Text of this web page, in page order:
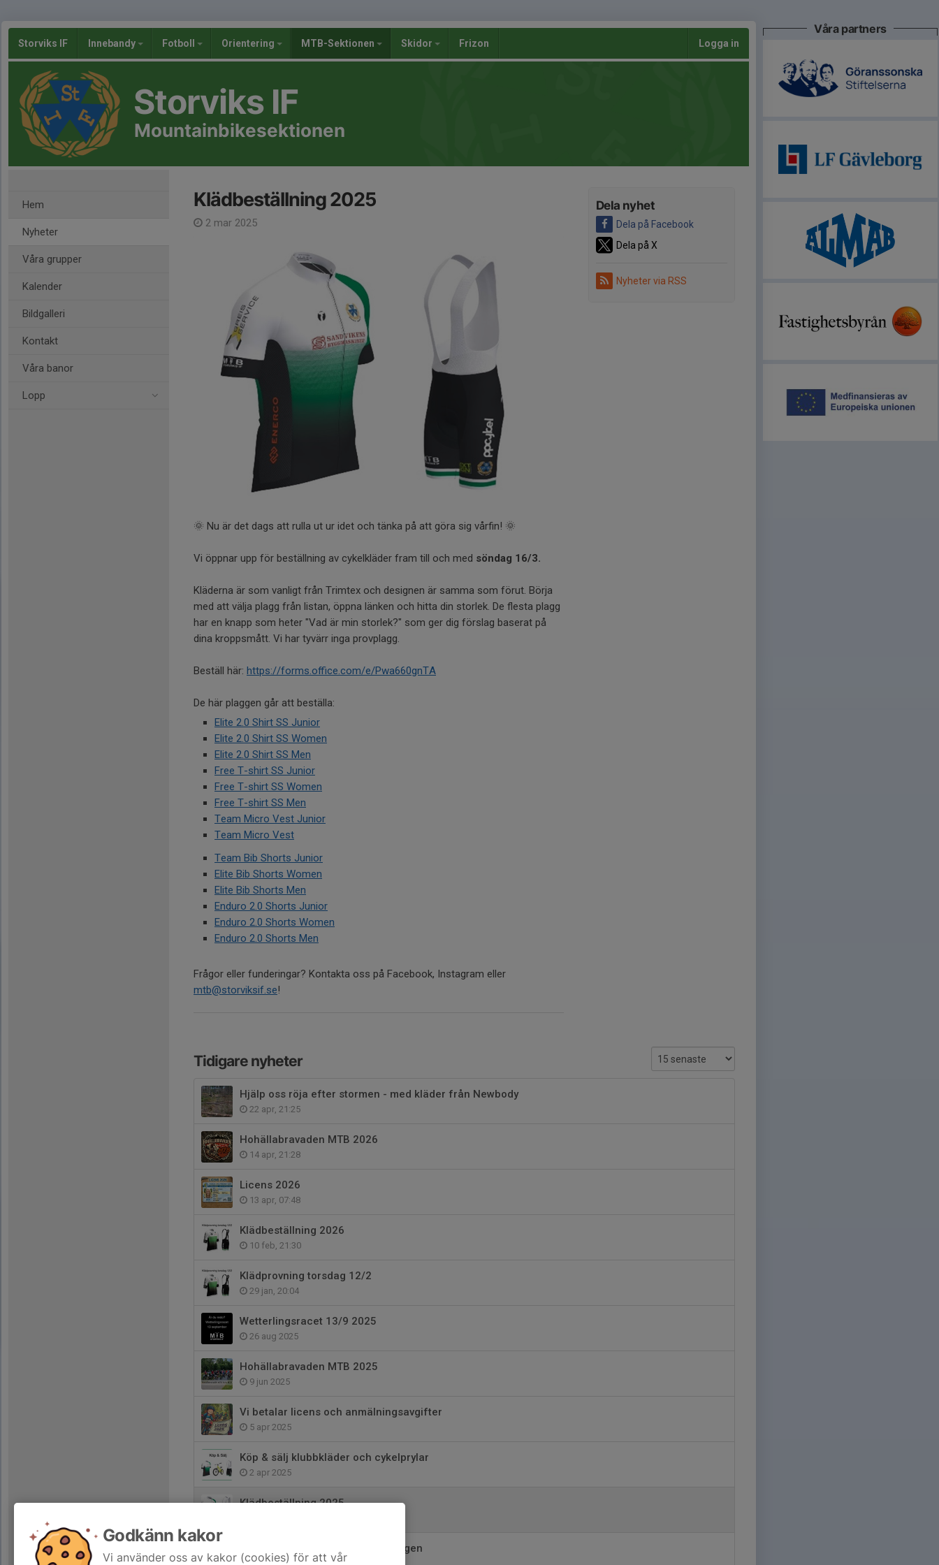
Storviks IF Innebandy Fotboll Orientering MTB-Sektionen Skidor Frizon Logga in
Storviks IF
Mountainbikesektionen
Hem
Nyheter
Våra grupper
Kalender
Bildgalleri
Kontakt
Våra banor
Lopp
Dela nyhet
Dela på Facebook
Dela på X
Nyheter via RSS
Klädbeställning 2025
2 mar 2025
🌞 Nu är det dags att rulla ut ur idet och tänka på att göra sig vårfin! 🌞
Vi öppnar upp för beställning av cykelkläder fram till och med söndag 16/3.
Kläderna är som vanligt från Trimtex och designen är samma som förut. Börja
med att välja plagg från listan, öppna länken och hitta din storlek. De flesta plagg
har en knapp som heter "Vad är min storlek?" som ger dig förslag baserat på
dina kroppsmått. Vi har tyvärr inga provplagg.
Beställ här: https://forms.office.com/e/Pwa660gnTA
De här plaggen går att beställa:
Elite 2.0 Shirt SS Junior
Elite 2.0 Shirt SS Women
Elite 2.0 Shirt SS Men
Free T-shirt SS Junior
Free T-shirt SS Women
Free T-shirt SS Men
Team Micro Vest Junior
Team Micro Vest
Team Bib Shorts Junior
Elite Bib Shorts Women
Elite Bib Shorts Men
Enduro 2.0 Shorts Junior
Enduro 2.0 Shorts Women
Enduro 2.0 Shorts Men
Frågor eller funderingar? Kontakta oss på Facebook, Instagram eller
mtb@storviksif.se!
Tidigare nyheter
Hjälp oss röja efter stormen - med kläder från Newbody
22 apr, 21:25
Hohällabravaden MTB 2026
14 apr, 21:28
Licens 2026
13 apr, 07:48
Klädbeställning 2026
10 feb, 21:30
Klädprovning torsdag 12/2
29 jan, 20:04
Wetterlingsracet 13/9 2025
26 aug 2025
Hohällabravaden MTB 2025
9 jun 2025
Vi betalar licens och anmälningsavgifter
5 apr 2025
Köp & sälj klubbkläder och cykelprylar
2 apr 2025
Klädbeställning 2025
Samarbete med Idrottsmottagningen
Våra partners
Godkänn kakor
Vi använder oss av kakor (cookies) för att vår